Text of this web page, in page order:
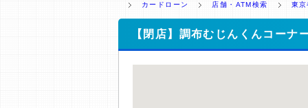
ミ収集などに基づき、公平性を担保した情
>提携企業一覧
カードローン 店舗・ATM検索 東
【閉店】調布むじんくんコーナ